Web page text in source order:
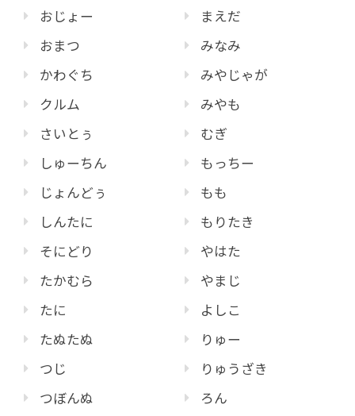
おじょー
おまつ
かわぐち
クルム
さいとぅ
しゅーちん
じょんどぅ
しんたに
そにどり
たかむら
たに
たぬたぬ
つじ
つぼんぬ
まえだ
みなみ
みやじゃが
みやも
むぎ
もっちー
もも
もりたき
やはた
やまじ
よしこ
りゅー
りゅうざき
ろん